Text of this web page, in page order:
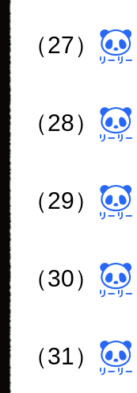
（27）
（28）
（29）
（30）
（31）